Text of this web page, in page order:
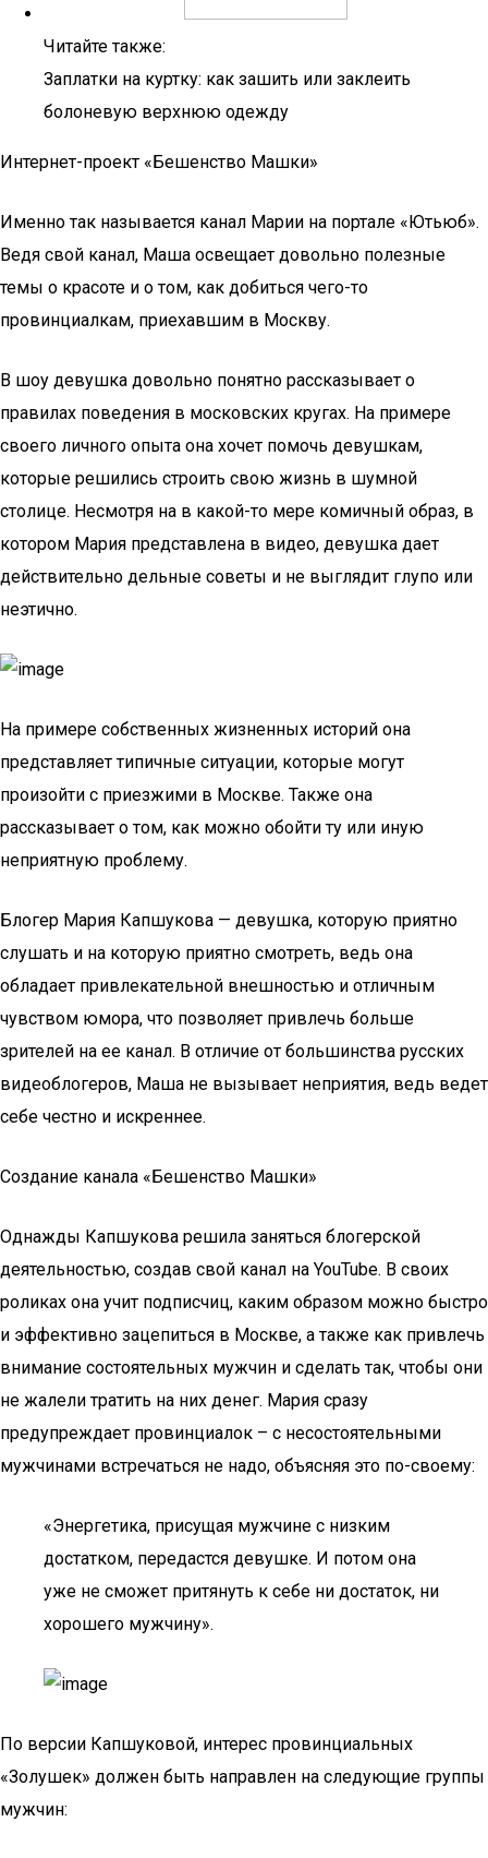
Читайте также:
Заплатки на куртку: как зашить или заклеить
болоневую верхнюю одежду
Интернет-проект «Бешенство Машки»
Именно так называется канал Марии на портале «Ютьюб».
Ведя свой канал, Маша освещает довольно полезные
темы о красоте и о том, как добиться чего-то
провинциалкам, приехавшим в Москву.
В шоу девушка довольно понятно рассказывает о
правилах поведения в московских кругах. На примере
своего личного опыта она хочет помочь девушкам,
которые решились строить свою жизнь в шумной
столице. Несмотря на в какой-то мере комичный образ, в
котором Мария представлена в видео, девушка дает
действительно дельные советы и не выглядит глупо или
неэтично.
На примере собственных жизненных историй она
представляет типичные ситуации, которые могут
произойти с приезжими в Москве. Также она
рассказывает о том, как можно обойти ту или иную
неприятную проблему.
Блогер Мария Капшукова — девушка, которую приятно
слушать и на которую приятно смотреть, ведь она
обладает привлекательной внешностью и отличным
чувством юмора, что позволяет привлечь больше
зрителей на ее канал. В отличие от большинства русских
видеоблогеров, Маша не вызывает неприятия, ведь ведет
себе честно и искреннее.
Создание канала «Бешенство Машки»
Однажды Капшукова решила заняться блогерской
деятельностью, создав свой канал на YouTube. В своих
роликах она учит подписчиц, каким образом можно быстро
и эффективно зацепиться в Москве, а также как привлечь
внимание состоятельных мужчин и сделать так, чтобы они
не жалели тратить на них денег. Мария сразу
предупреждает провинциалок – с несостоятельными
мужчинами встречаться не надо, объясняя это по-своему:
«Энергетика, присущая мужчине с низким
достатком, передастся девушке. И потом она
уже не сможет притянуть к себе ни достаток, ни
хорошего мужчину».
По версии Капшуковой, интерес провинциальных
«Золушек» должен быть направлен на следующие группы
мужчин: